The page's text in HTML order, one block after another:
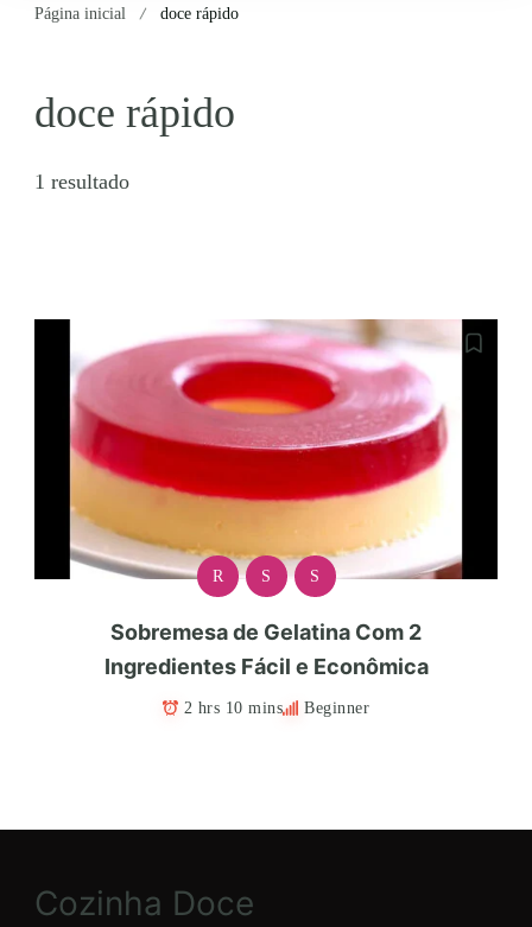
Página inicial doce rápido
doce rápido
1 resultado
R S S
Sobremesa de Gelatina Com 2
Ingredientes Fácil e Econômica
2 hrs 10 mins Beginner
Cozinha Doce